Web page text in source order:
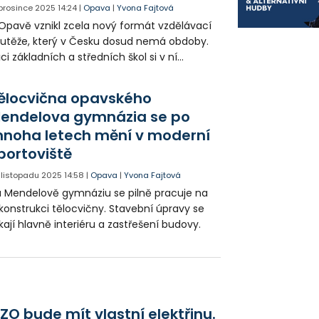
prosince 2025 14:24 | Opava |Yvona Fajtová
vznikl zcela nový formát vzdělávací
který v Česku dosud nemá obdoby.
základních a středních škol si v ní
ústavem Akademie věd ČR.
opavského
gymnázia se po
letech mění v moderní
listopadu 2025 14:58 | Opava |Yvona Fajtová
Mendelově gymnáziu se pilně pracuje na
tělocvičny. Stavební úpravy se
hlavně interiéru a zastřešení budovy.
bude mít vlastní elektřinu.